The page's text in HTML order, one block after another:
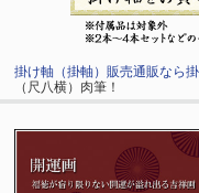
掛け軸（掛軸）販売通販なら
（尺八横）肉筆！